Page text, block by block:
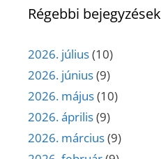
Régebbi bejegyzések
2026. július(10)
2026. június(9)
2026. május(10)
2026. április(9)
2026. március(9)